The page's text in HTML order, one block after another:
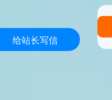
给站长写信